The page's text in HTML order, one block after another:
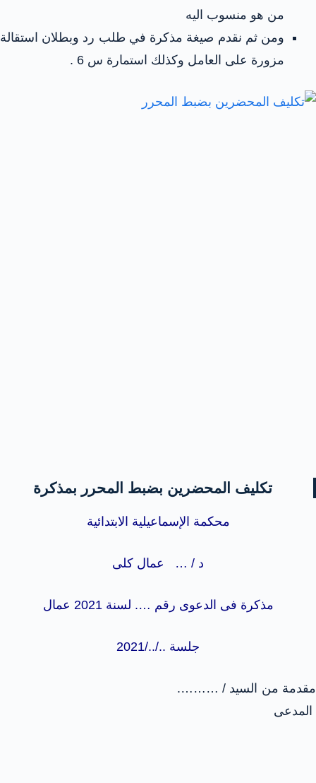
من هو منسوب اليه
ومن ثم نقدم صيغة مذكرة في طلب رد وبطلان استقالة
مزورة على العامل وكذلك استمارة س 6 .
تكليف المحضرين بضبط المحرر بمذكرة
محكمة الإسماعيلية الابتدائية
د / … عمال كلى
مذكرة فى الدعوى رقم …. لسنة 2021 عمال
جلسة ../../2021
مقدمة من السيد / ……….
المدعى